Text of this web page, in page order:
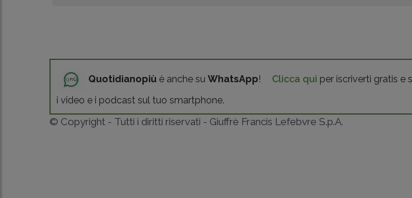
Quotidianopiù è anche suWhatsApp! Clicca qui per iscriverti gratis e
i video e i podcast sul tuo smartphone.
© Copyright - Tutti i diritti riservati - Giuffrè Francis Lefebvre S.p.A.